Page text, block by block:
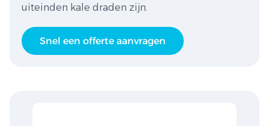
uiteinden kale draden zijn.
Snel een offerte aanvragen